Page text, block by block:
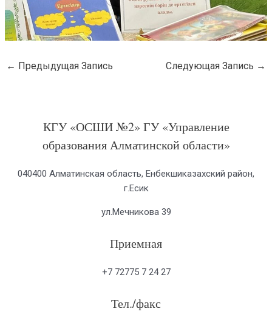
← Предыдущая Запись Следующая Запись →
КГУ «ОСШИ №2» ГУ «Управление
образования Алматинской области»
040400 Алматинская область, Енбекшиказахский район,
г.Есик
ул.Мечникова 39
Приемная
+7 72775 7 24 27
Тел./факс